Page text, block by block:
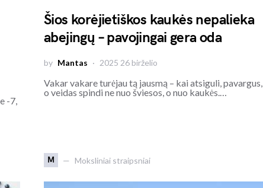
-7,
Šios korėjietiškos kaukės nepalieka
abejingų – pavojingai gera oda
by Mantas 2025 26 birželio
Vakar vakare turėjau tą jausmą – kai atsiguli, pavargus,
o veidas spindi ne nuo šviesos, o nuo kaukės.…
M Moksliniai straipsniai